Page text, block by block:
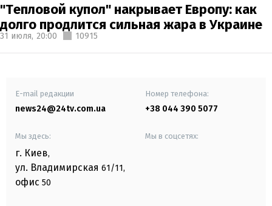
"Тепловой купол" накрывает Европу: как
долго продлится сильная жара в Украине
31 июля, 20:00 10915
E-mail редакции
news24@24tv.com.ua
Номер телефона:
+38 044 390 5077
Мы здесь:
г. Киев,
ул. Владимирская 61/11,
офис 50
Мы в соцсетях: